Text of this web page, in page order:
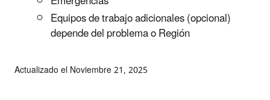
Equipos de trabajo adicionales (opcional)
depende del problema o Región
Actualizado el Noviembre 21, 2025